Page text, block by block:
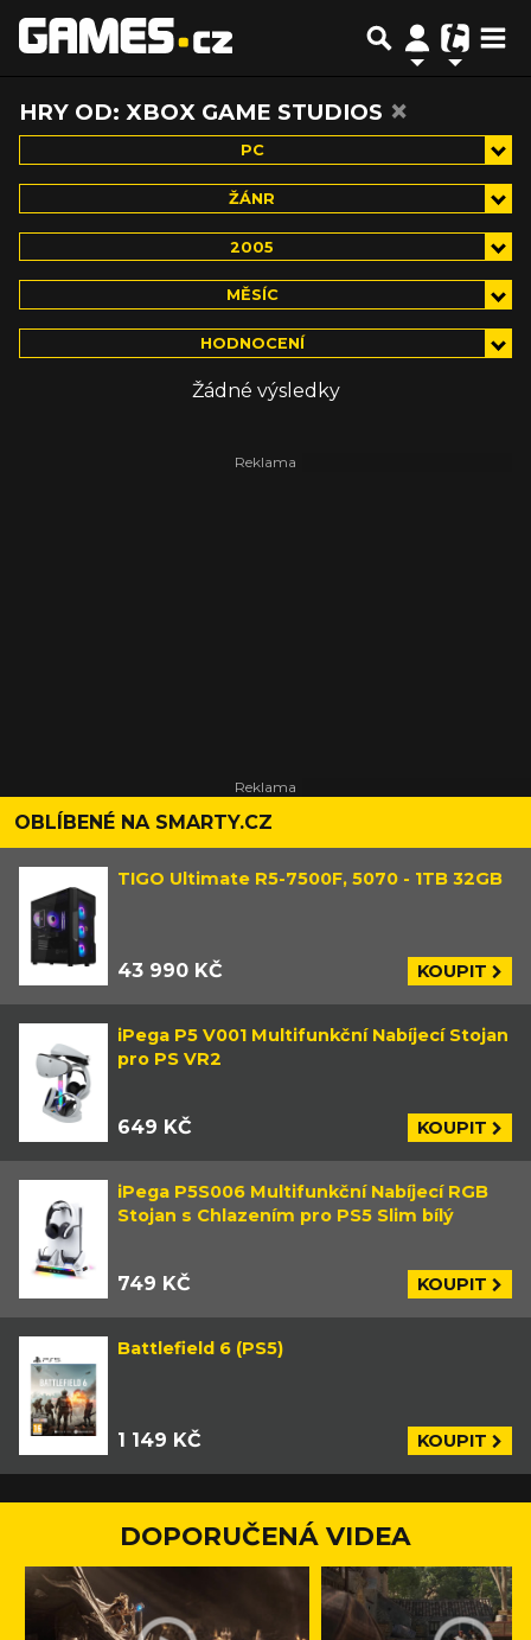
HRY OD: XBOX GAME STUDIOS ×
PC
ŽÁNR
2005
MĚSÍC
HODNOCENÍ
Žádné výsledky
OBLÍBENÉ NA SMARTY.CZ
TIGO Ultimate R5-7500F, 5070 - 1TB 32GB
43 990 KČ KOUPIT
iPega P5 V001 Multifunkční Nabíjecí Stojan
pro PS VR2
649 KČ KOUPIT
iPega P5S006 Multifunkční Nabíjecí RGB
Stojan s Chlazením pro PS5 Slim bílý
749 KČ KOUPIT
Battlefield 6 (PS5)
1 149 KČ KOUPIT
DOPORUČENÁ VIDEA